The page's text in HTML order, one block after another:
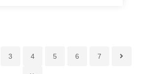
3 4 5 6 7